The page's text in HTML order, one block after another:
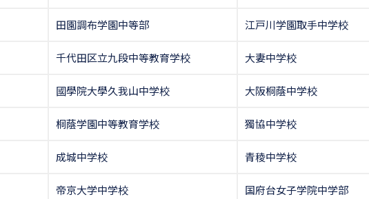
田園調布学園中等部 江戸川学園取手中学校
千代田区立九段中等教育学校 大妻中学校
國學院大學久我山中学校 大阪桐蔭中学校
桐蔭学園中等教育学校 獨協中学校
成城中学校 青稜中学校
帝京大学中学校 国府台女子学院中学部